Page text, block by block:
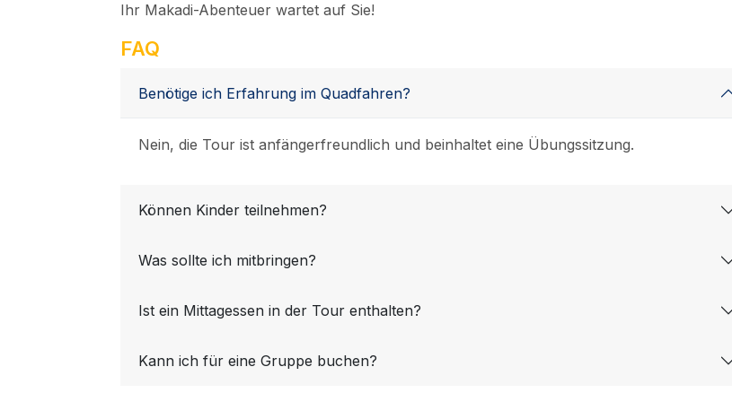
Ihr Makadi-Abenteuer wartet auf Sie!
FAQ
Benötige ich Erfahrung im Quadfahren?
Nein, die Tour ist anfängerfreundlich und beinhaltet eine Übungssitzung.
Können Kinder teilnehmen?
Was sollte ich mitbringen?
Ist ein Mittagessen in der Tour enthalten?
Kann ich für eine Gruppe buchen?